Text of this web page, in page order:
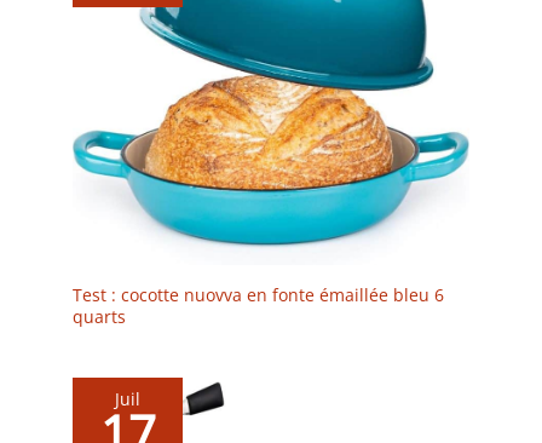
Test : cocotte nuovva en fonte émaillée bleu 6
quarts
Juil